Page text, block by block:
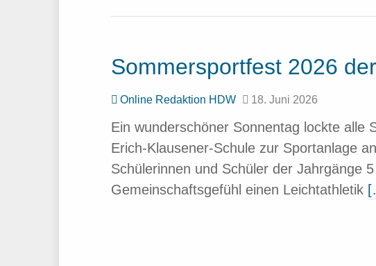
Sommersportfest 2026
Online Redaktion HDW 18. Juni 2026
Ein wunderschöner Sonnentag lockte alle
Erich-Klausener-Schule zur Sportanlage
Schülerinnen und Schüler der Jahrgänge
Gemeinschaftsgefühl einen Leichtathletik